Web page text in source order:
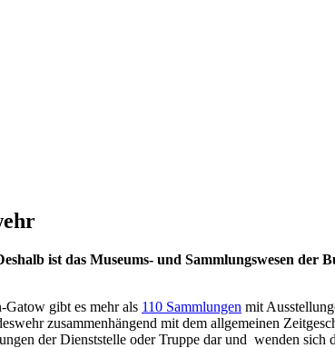
ist das Museums- und Sammlungswesen
gibt es mehr als 110 Sammlungen mit
zusammenhängend mit dem allgemeinen
der Dienststelle oder Truppe dar und wenden sich